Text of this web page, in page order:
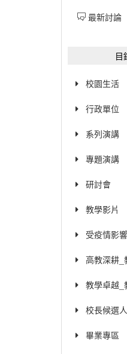
最新討論
目
校園生活
行政單位
系列演講
專題演講
研討會
教學影片
受疫情影
高教深耕_
教學卓越_
校長候選
畢業專區